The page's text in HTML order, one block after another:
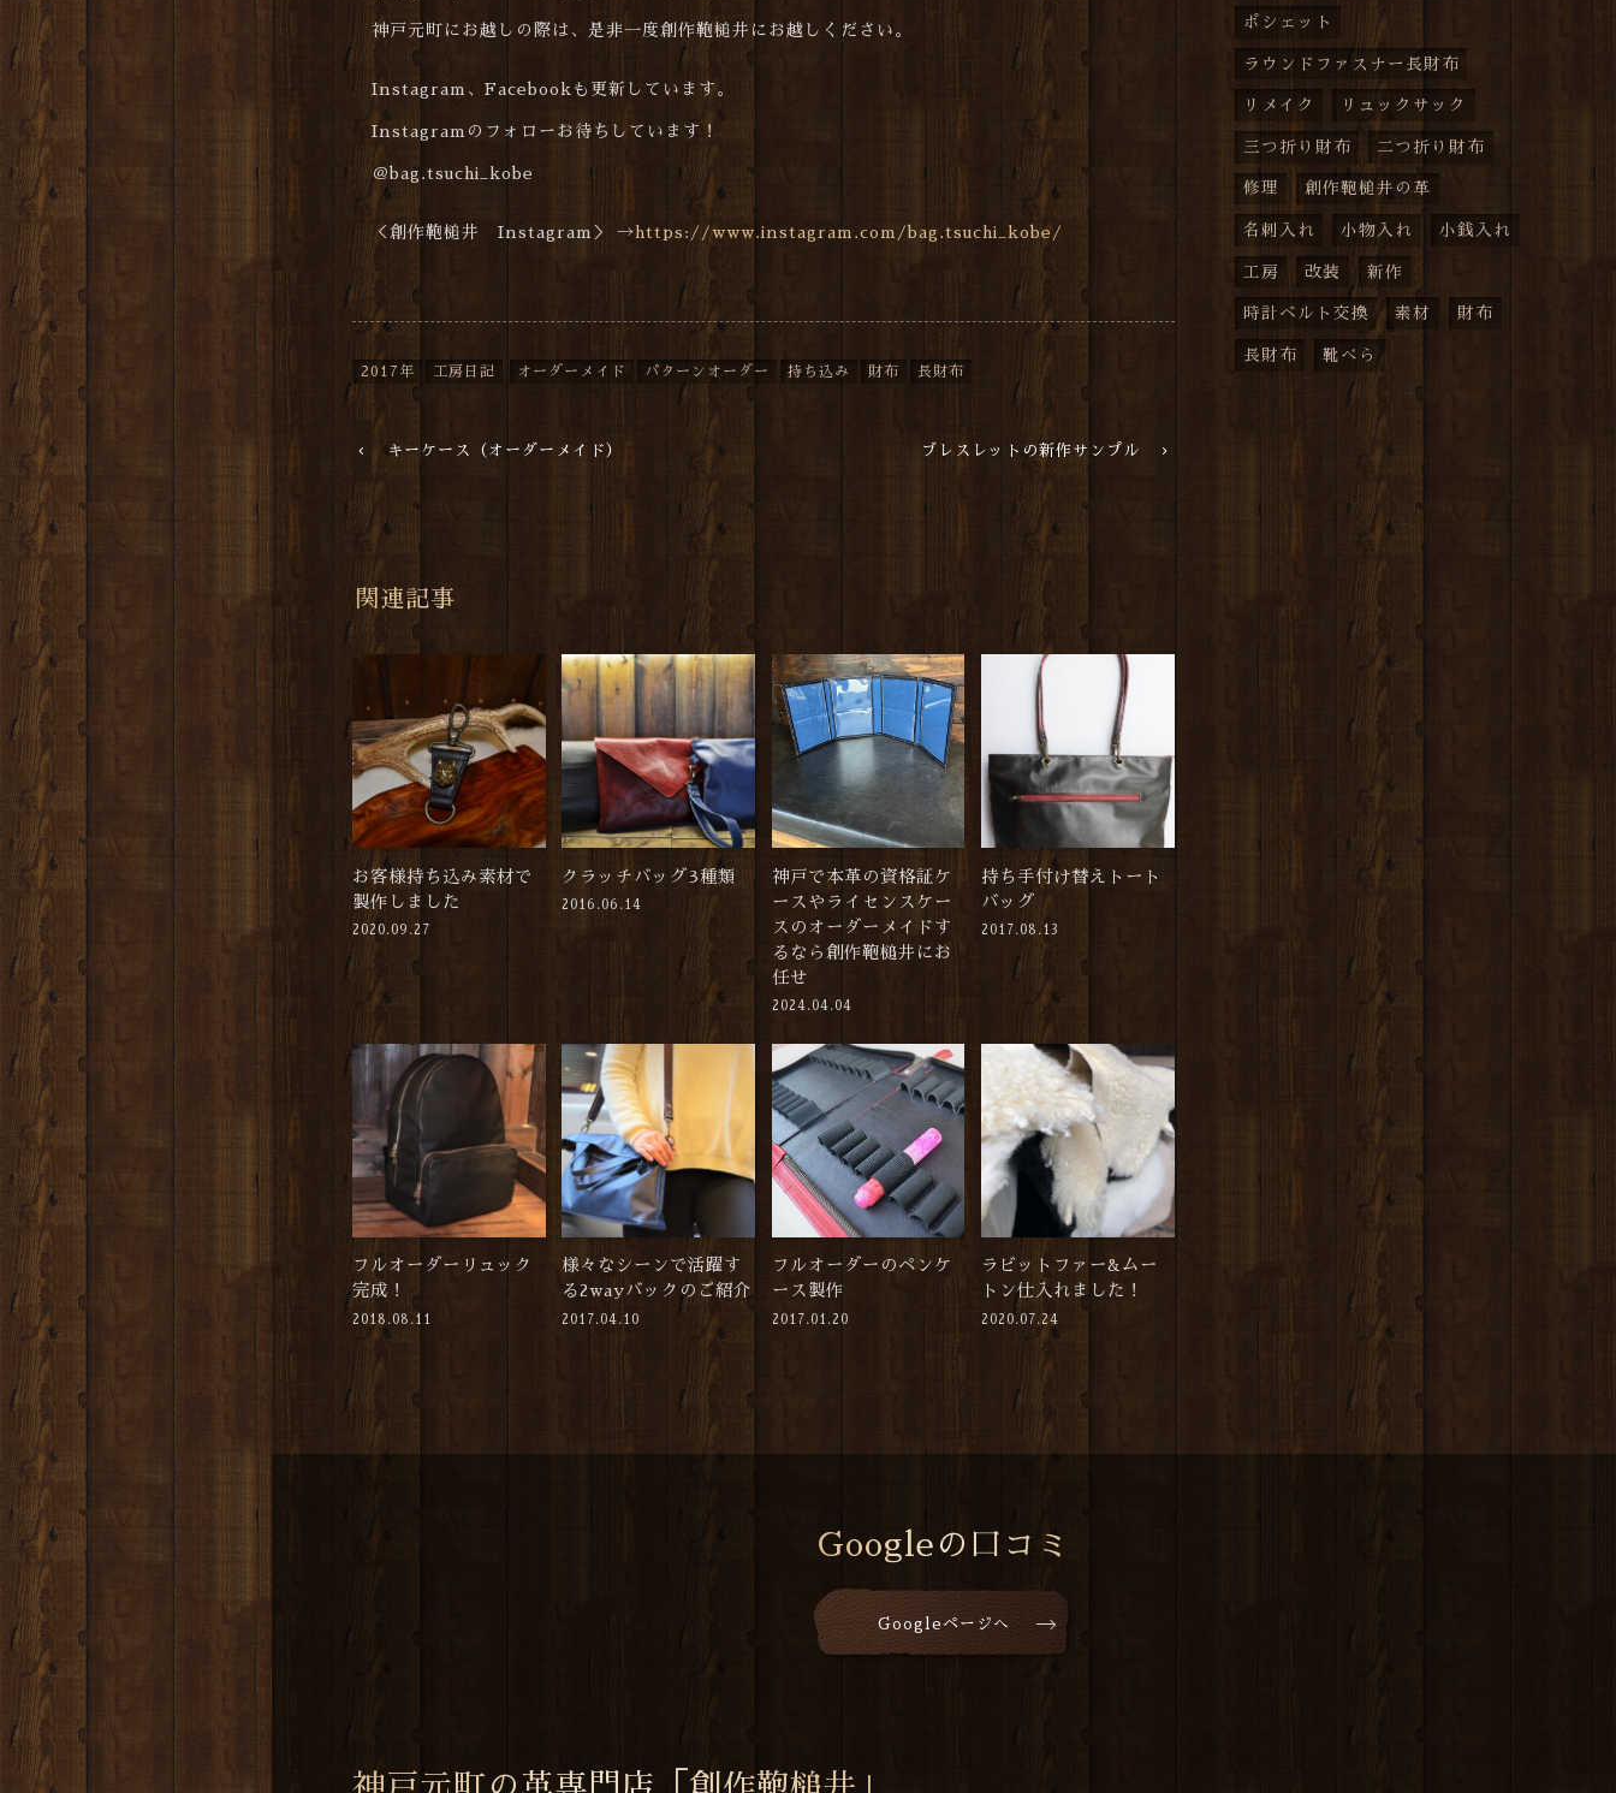
神戸元町にお越しの際は、是非一度創作鞄槌井にお越しください。
Instagram、Facebookも更新しています。
Instagramのフォローお待ちしています！
＠bag.tsuchi_kobe
＜創作鞄槌井 Instagram＞ → https://www.instagram.com/bag.tsuchi_kobe/
2017年 工房日記 オーダーメイド パターンオーダー 持ち込み 財布 長財布
キーケース（オーダーメイド） ブレスレットの新作サンプル
関連記事
お客様持ち込み素材で
製作しました
2020.09.27
クラッチバッグ3種類
2016.06.14
神戸で本革の資格証ケ
ースやライセンスケー
スのオーダーメイドす
るなら創作鞄槌井にお
任せ
2024.04.04
持ち手付け替えトート
バッグ
2017.08.13
フルオーダーリュック
完成！
2018.08.11
様々なシーンで活躍す
る2wayバックのご紹介
2017.04.10
フルオーダーのペンケ
ース製作
2017.01.20
ラビットファー&ムー
トン仕入れました！
2020.07.24
ポシェット
ラウンドファスナー長財布
リメイク リュックサック
三つ折り財布 二つ折り財布
修理 創作鞄槌井の革
名刺入れ 小物入れ 小銭入れ
工房 改装 新作
時計ベルト交換 素材 財布
長財布 靴べら
Googleの口コミ
Googleページへ
神戸元町の革専門店「創作鞄槌井」